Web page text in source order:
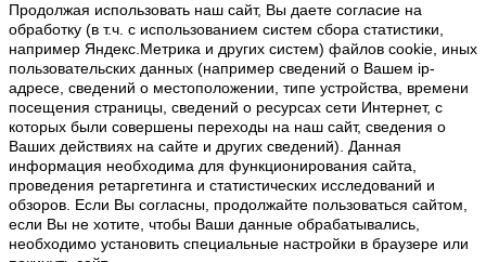
Продолжая использовать наш cайт, Вы даете согласие на
обработку (в т.ч. с использованием систем сбора статистики,
например Яндекс.Метрика и других систем) файлов cookie, иных
пользовательских данных (например сведений о Вашем ip-
адресе, сведений о местоположении, типе устройства, времени
посещения страницы, сведений о ресурсах сети Интернет, с
которых были совершены переходы на наш сайт, сведения о
Ваших действиях на сайте и других сведений). Данная
информация необходима для функционирования сайта,
проведения ретаргетинга и статистических исследований и
обзоров. Если Вы согласны, продолжайте пользоваться сайтом,
если Вы не хотите, чтобы Ваши данные обрабатывались,
необходимо установить специальные настройки в браузере или